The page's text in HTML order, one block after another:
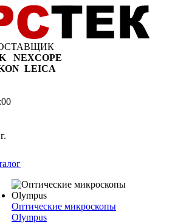
NEXCOPE
LEICA
Оптические микроскопы
Olympus